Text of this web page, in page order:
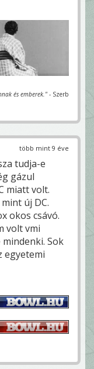
és emberek." - Szerb
több mint 9 éve
tudja-e
gázul
miatt volt.
új DC.
okos csávó.
volt vmi
Sok
egyetemi